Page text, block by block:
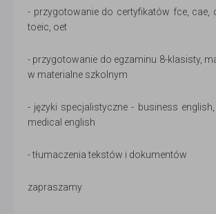
- przygotowanie do certyfikatów fce, cae,
toeic, oet
- przygotowanie do egzaminu 8-klasisty,
w materialne szkolnym
- języki specjalistyczne - business english,
medical english
- tłumaczenia tekstów i dokumentów
zapraszamy